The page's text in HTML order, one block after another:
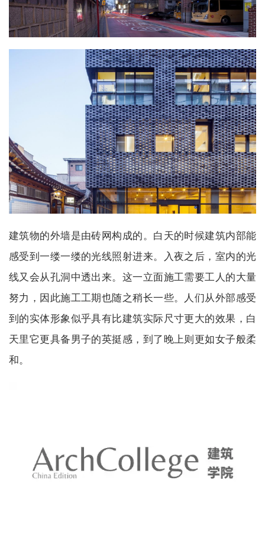
建筑物的外墙是由砖网构成的。白天的时候建筑内部能
感受到一缕一缕的光线照射进来。入夜之后，室内的光
线又会从孔洞中透出来。这一立面施工需要工人的大量
努力，因此施工工期也随之稍长一些。人们从外部感受
到的实体形象似乎具有比建筑实际尺寸更大的效果，白
天里它更具备男子的英挺感，到了晚上则更如女子般柔
和。